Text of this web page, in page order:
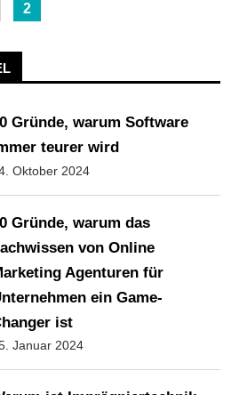
Seite
2
Gründe, warum Software
teurer wird
Oktober 2024
Gründe, warum das
von Online
Agenturen für
ein Game-
ist
Januar 2024